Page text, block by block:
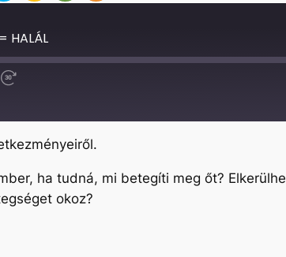
HALÁL
Fast
ha tudná, mi betegíti meg őt?
okoz?